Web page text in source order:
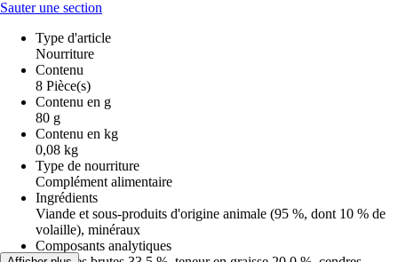
Sauter une section
Type d'article
Nourriture
Contenu
8 Pièce(s)
Contenu en g
80 g
Contenu en kg
0,08 kg
Type de nourriture
Complément alimentaire
Ingrédients
Viande et sous-produits d'origine animale (95 %, dont 10 % de
volaille), minéraux
Composants analytiques